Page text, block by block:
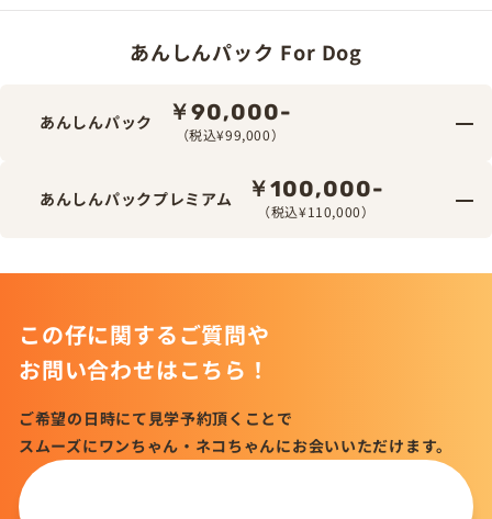
あんしんパック For Dog
あんしんパック ￥90,000-
（税込¥99,000）
あんしんパックプレミアム ￥100,000-
（税込¥110,000）
この仔に関するご質問や
お問い合わせはこちら！
ご希望の日時にて見学予約頂くことで
スムーズにワンちゃん・ネコちゃんにお会いいただけます。